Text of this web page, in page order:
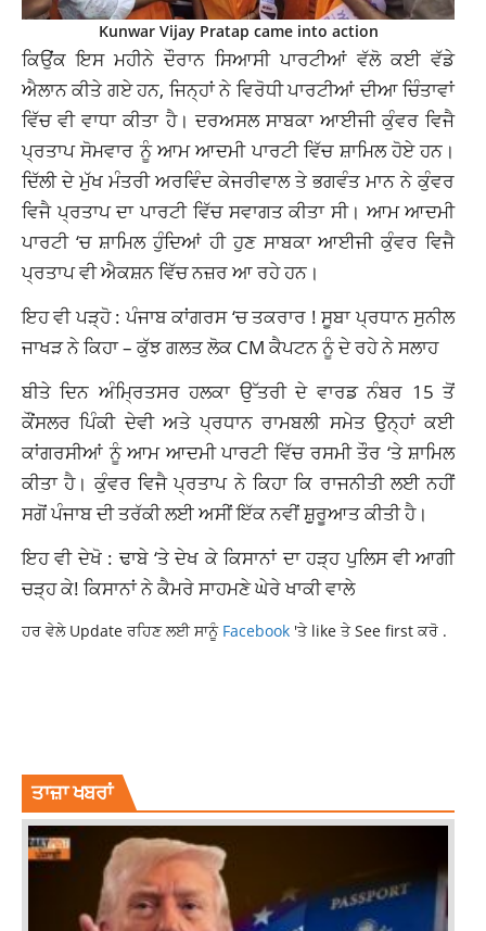
Kunwar Vijay Pratap came into action
ਕਿਉਂਕ ਇਸ ਮਹੀਨੇ ਦੌਰਾਨ ਸਿਆਸੀ ਪਾਰਟੀਆਂ ਵੱਲੋ ਕਈ ਵੱਡੇ
ਐਲਾਨ ਕੀਤੇ ਗਏ ਹਨ, ਜਿਨ੍ਹਾਂ ਨੇ ਵਿਰੋਧੀ ਪਾਰਟੀਆਂ ਦੀਆ ਚਿੰਤਾਵਾਂ
ਵਿੱਚ ਵੀ ਵਾਧਾ ਕੀਤਾ ਹੈ। ਦਰਅਸਲ ਸਾਬਕਾ ਆਈਜੀ ਕੁੰਵਰ ਵਿਜੈ
ਪ੍ਰਤਾਪ ਸੋਮਵਾਰ ਨੂੰ ਆਮ ਆਦਮੀ ਪਾਰਟੀ ਵਿੱਚ ਸ਼ਾਮਿਲ ਹੋਏ ਹਨ।
ਦਿੱਲੀ ਦੇ ਮੁੱਖ ਮੰਤਰੀ ਅਰਵਿੰਦ ਕੇਜਰੀਵਾਲ ਤੇ ਭਗਵੰਤ ਮਾਨ ਨੇ ਕੁੰਵਰ
ਵਿਜੈ ਪ੍ਰਤਾਪ ਦਾ ਪਾਰਟੀ ਵਿੱਚ ਸਵਾਗਤ ਕੀਤਾ ਸੀ। ਆਮ ਆਦਮੀ
ਪਾਰਟੀ ‘ਚ ਸ਼ਾਮਿਲ ਹੁੰਦਿਆਂ ਹੀ ਹੁਣ ਸਾਬਕਾ ਆਈਜੀ ਕੁੰਵਰ ਵਿਜੈ
ਪ੍ਰਤਾਪ ਵੀ ਐਕਸ਼ਨ ਵਿੱਚ ਨਜ਼ਰ ਆ ਰਹੇ ਹਨ।
ਇਹ ਵੀ ਪੜ੍ਹੋ :ਪੰਜਾਬ ਕਾਂਗਰਸ ‘ਚ ਤਕਰਾਰ ! ਸੂਬਾ ਪ੍ਰਧਾਨ ਸੁਨੀਲ
ਜਾਖੜ ਨੇ ਕਿਹਾ – ਕੁੱਝ ਗਲਤ ਲੋਕ CM ਕੈਪਟਨ ਨੂੰ ਦੇ ਰਹੇ ਨੇ ਸਲਾਹ
ਬੀਤੇ ਦਿਨ ਅੰਮ੍ਰਿਤਸਰ ਹਲਕਾ ਉੱਤਰੀ ਦੇ ਵਾਰਡ ਨੰਬਰ 15 ਤੋਂ
ਕੌਂਸਲਰ ਪਿੰਕੀ ਦੇਵੀ ਅਤੇ ਪ੍ਰਧਾਨ ਰਾਮਬਲੀ ਸਮੇਤ ਉਨ੍ਹਾਂ ਕਈ
ਕਾਂਗਰਸੀਆਂ ਨੂੰ ਆਮ ਆਦਮੀ ਪਾਰਟੀ ਵਿੱਚ ਰਸਮੀ ਤੌਰ ‘ਤੇ ਸ਼ਾਮਿਲ
ਕੀਤਾ ਹੈ। ਕੁੰਵਰ ਵਿਜੈ ਪ੍ਰਤਾਪ ਨੇ ਕਿਹਾ ਕਿ ਰਾਜਨੀਤੀ ਲਈ ਨਹੀਂ
ਸਗੋਂ ਪੰਜਾਬ ਦੀ ਤਰੱਕੀ ਲਈ ਅਸੀਂ ਇੱਕ ਨਵੀਂ ਸ਼ੁੁਰੂਆਤ ਕੀਤੀ ਹੈ।
ਇਹ ਵੀ ਦੇਖੋ :ਢਾਬੇ ‘ਤੇ ਦੇਖ ਕੇ ਕਿਸਾਨਾਂ ਦਾ ਹੜ੍ਹ ਪੁਲਿਸ ਵੀ ਆਗੀ
ਚੜ੍ਹ ਕੇ! ਕਿਸਾਨਾਂ ਨੇ ਕੈਮਰੇ ਸਾਹਮਣੇ ਘੇਰੇ ਖਾਕੀ ਵਾਲੇ
ਹਰ ਵੇਲੇ Update ਰਹਿਣ ਲਈ ਸਾਨੂੰ Facebook 'ਤੇ like ਤੇ See first ਕਰੋ .
ਤਾਜ਼ਾ ਖਬਰਾਂ